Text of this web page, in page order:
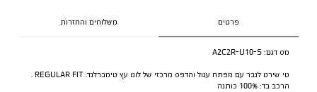
פרטים משלוחים והחזרות
מס דגם: A2C2R-U10-S
טי שירט לגבר עם מפתח עגול והדפס מרכזי של לוגו עץ טימברלנד. REGULAR FIT .
הרכב בד: 100% כותנה